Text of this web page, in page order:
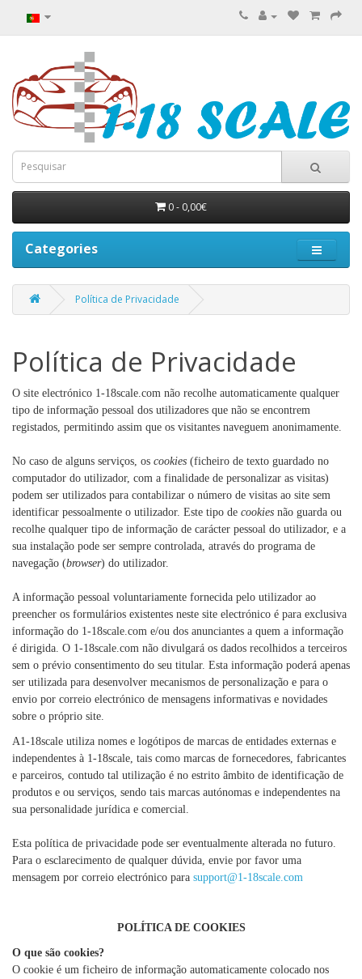
0 - 0,00€
Categories
Política de Privacidade
Política de Privacidade
O site electrónico 1-18scale.com não recolhe automaticamente qualquer
tipo de informação pessoal dos utilizadores que não se encontrem
registados, permitindo assim que os visitantes naveguem anonimamente.
No caso de alguns serviços, os cookies (ficheiro de texto guardado no
computador do utilizador, com a finalidade de personalizar as visitas)
podem ser utilizados para contabilizar o número de visitas ao site sem
identificar pessoalmente o utilizador. Este tipo de cookies não guarda ou
recolhe qualquer tipo de informação de carácter pessoal do utilizador, e a
sua instalação pode ser sempre controlada, através do programa de
navegação (browser) do utilizador.
A informação pessoal voluntariamente fornecida pelo utilizador ao
preencher os formulários existentes neste site electrónico é para exclusiva
informação do 1-18scale.com e/ou dos anunciantes a quem a informação
é dirigida. O 1-18scale.com não divulgará os dados recolhidos a terceiros
sem o prévio consentimento do seu titular. Esta informação poderá apenas
ser utilizada para desenvolver mecanismos de personalização e para o
envio por correio electrónico de mensagens informativas e novidades
sobre o próprio site.
A1-18scale utiliza nomes e logótipos de marcas de entidades externas e
independentes à 1-18scale, tais como marcas de fornecedores, fabricantes
e parceiros, contudo tal utilização é no estrito âmbito de identificação de
produtos e ou serviços, sendo tais marcas autónomas e independentes na
sua personalidade jurídica e comercial.
Esta política de privacidade pode ser eventualmente alterada no futuro.
Para o esclarecimento de qualquer dúvida, envie por favor uma
mensagem por correio electrónico para support@1-18scale.com
POLÍTICA DE COOKIES
O que são cookies?
O cookie é um ficheiro de informação automaticamente colocado nos